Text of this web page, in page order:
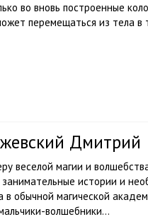
во вновь построенные
перемещаться из тела в
Дмитрий
веселой магии и
истории и
обычной магической
волшебники...